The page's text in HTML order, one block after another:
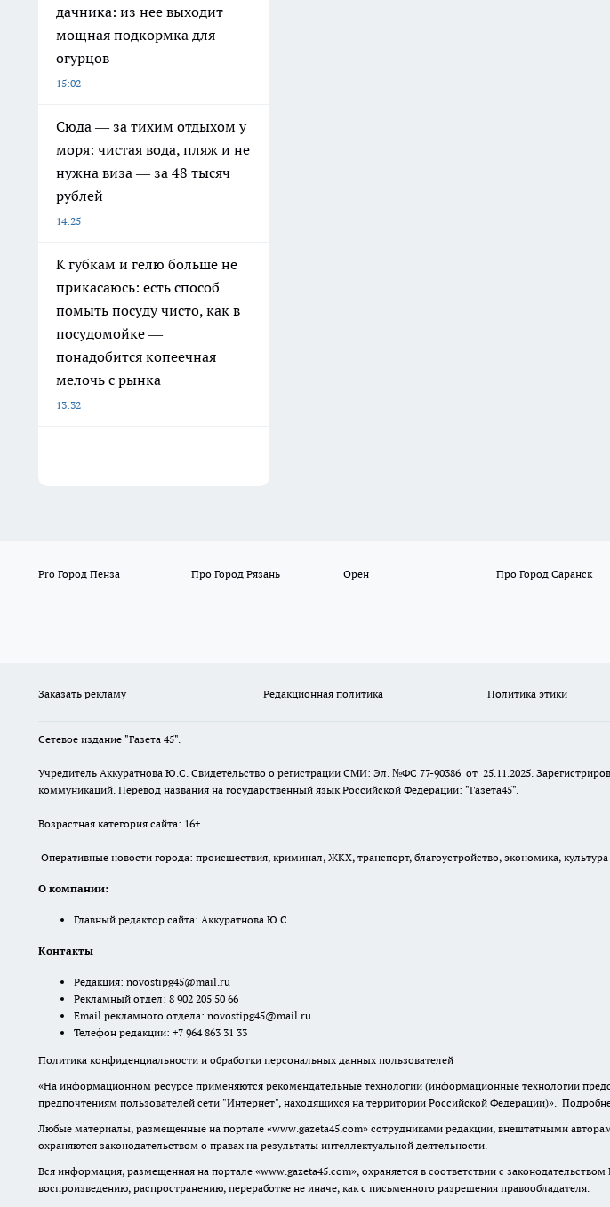
дачника: из нее выходит
мощная подкормка для
огурцов
15:02
Сюда — за тихим отдыхом у
моря: чистая вода, пляж и не
нужна виза — за 48 тысяч
рублей
14:25
К губкам и гелю больше не
прикасаюсь: есть способ
помыть посуду чисто, как в
посудомойке —
понадобится копеечная
мелочь с рынка
13:32
Pro Город Пенза Про Город Рязань Орен Про Город Саранск
Заказать рекламу Редакционная политика Политика этики
Сетевое издание "Газета 45".
Учредитель Аккуратнова Ю.С. Свидетельство о регистрации СМИ: Эл. №ФС 77-90386 от 25.11.2025.
коммуникаций. Перевод названия на государственный язык Российской Федерации: "Газета45".
Возрастная категория сайта: 16+
Оперативные новости города: происшествия, криминал, ЖКХ, транспорт, благоустройство, экономика,
О компании:
Главный редактор сайта: Аккуратнова Ю.С.
Контакты
Редакция: novostipg45@mail.ru
Рекламный отдел: 8 902 205 50 66
Email рекламного отдела: novostipg45@mail.ru
Телефон редакции: +7 964 863 31 33
Политика конфиденциальности и обработки персональных данных пользователей
«На информационном ресурсе применяются рекомендательные технологии (информационные технологии
предпочтениям пользователей сети "Интернет", находящихся на территории Российской Федерации)».
Любые материалы, размещенные на портале «www.gazeta45.com» сотрудниками редакции, внештатными
охраняются законодательством о правах на результаты интеллектуальной деятельности.
Вся информация, размещенная на портале «www.gazeta45.com», охраняется в соответствии с
воспроизведению, распространению, переработке не иначе, как с письменного разрешения правообладателя.